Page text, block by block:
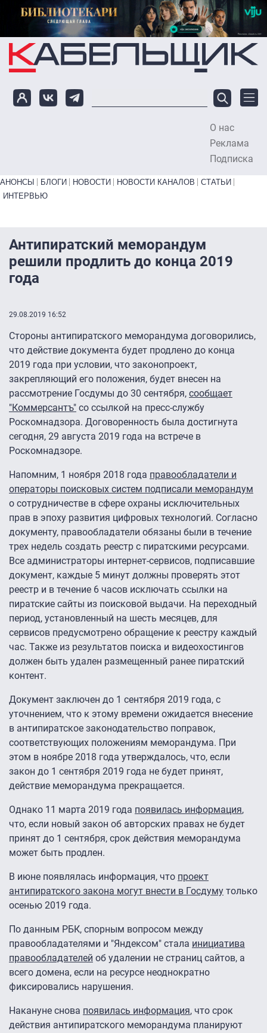
Перейти к основному содержанию
О нас
Реклама
Подписка
Primary links bottom
АНОНСЫ БЛОГИ НОВОСТИ НОВОСТИ КАНАЛОВ
СТАТЬИ
ИНТЕРВЬЮ
Антипиратский меморандум
решили продлить до конца 2019
года
29.08.2019 16:52
Стороны антипиратского меморандума договорились,
что действие документа будет продлено до конца
2019 года при условии, что законопроект,
закрепляющий его положения, будет внесен на
рассмотрение Госдумы до 30 сентября, сообщает
"Коммерсантъ" со ссылкой на пресс-службу
Роскомнадзора. Договоренность была достигнута
сегодня, 29 августа 2019 года на встрече в
Роскомнадзоре.
Напомним, 1 ноября 2018 года правообладатели и
операторы поисковых систем подписали меморандум
о сотрудничестве в сфере охраны исключительных
прав в эпоху развития цифровых технологий. Согласно
документу, правообладатели обязаны были в течение
трех недель создать реестр с пиратскими ресурсами.
Все администраторы интернет-сервисов, подписавшие
документ, каждые 5 минут должны проверять этот
реестр и в течение 6 часов исключать ссылки на
пиратские сайты из поисковой выдачи. На переходный
период, установленный на шесть месяцев, для
сервисов предусмотрено обращение к реестру каждый
час. Также из результатов поиска и видеохостингов
должен быть удален размещенный ранее пиратский
контент.
Документ заключен до 1 сентября 2019 года, с
уточнением, что к этому времени ожидается внесение
в антипиратское законодательство поправок,
соответствующих положениям меморандума. При
этом в ноябре 2018 года утверждалось, что, если
закон до 1 сентября 2019 года не будет принят,
действие меморандума прекращается.
Однако 11 марта 2019 года появилась информация,
что, если новый закон об авторских правах не будет
принят до 1 сентября, срок действия меморандума
может быть продлен.
В июне появлялась информация, что проект
антипиратского закона могут внести в Госдуму только
осенью 2019 года.
По данным РБК, спорным вопросом между
правообладателями и "Яндексом" стала инициатива
правообладателей об удалении не страниц сайтов, а
всего домена, если на ресурсе неоднократно
фиксировались нарушения.
Накануне снова появилась информация, что срок
действия антипиратского меморандума планируют